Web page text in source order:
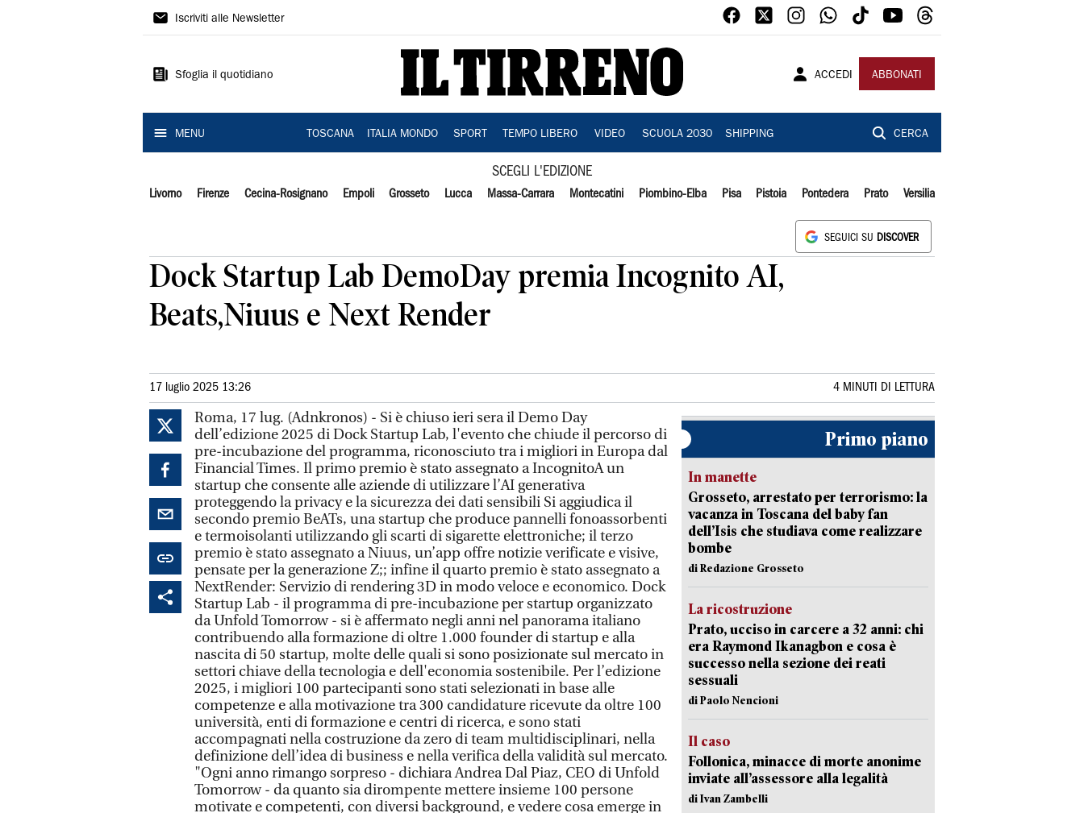
Il
Iscriviti alle Newsletter
Sfoglia il quotidiano ACCEDI ABBONATI
MENU TOSCANA ITALIA MONDO SPORT TEMPO LIBERO VIDEO SCUOLA 2030 SHIPPING CERCA
SCEGLI L'EDIZIONE
Livorno Firenze Cecina-Rosignano Empoli Grosseto Lucca Massa-Carrara Montecatini Piombino-Elba Pisa Pistoia Pontedera Prato Versilia
SEGUICI SU DISCOVER
Dock Startup Lab DemoDay premia Incognito AI,
Beats,Niuus e Next Render
17 luglio 2025 13:26 4 MINUTI DI LETTURA
Roma, 17 lug. (Adnkronos) - Si è chiuso ieri sera il Demo Day
dell’edizione 2025 di Dock Startup Lab, l'evento che chiude il percorso di
pre-incubazione del programma, riconosciuto tra i migliori in Europa dal
Financial Times. Il primo premio è stato assegnato a IncognitoA un
startup che consente alle aziende di utilizzare l’AI generativa
proteggendo la privacy e la sicurezza dei dati sensibili Si aggiudica il
secondo premio BeATs, una startup che produce pannelli fonoassorbenti
e termoisolanti utilizzando gli scarti di sigarette elettroniche; il terzo
premio è stato assegnato a Niuus, un’app offre notizie verificate e visive,
pensate per la generazione Z;; infine il quarto premio è stato assegnato a
NextRender: Servizio di rendering 3D in modo veloce e economico. Dock
Startup Lab - il programma di pre-incubazione per startup organizzato
da Unfold Tomorrow - si è affermato negli anni nel panorama italiano
contribuendo alla formazione di oltre 1.000 founder di startup e alla
nascita di 50 startup, molte delle quali si sono posizionate sul mercato in
settori chiave della tecnologia e dell'economia sostenibile. Per l’edizione
2025, i migliori 100 partecipanti sono stati selezionati in base alle
competenze e alla motivazione tra 300 candidature ricevute da oltre 100
università, enti di formazione e centri di ricerca, e sono stati
accompagnati nella costruzione da zero di team multidisciplinari, nella
definizione dell’idea di business e nella verifica della validità sul mercato.
"Ogni anno rimango sorpreso - dichiara Andrea Dal Piaz, CEO di Unfold
Tomorrow - da quanto sia dirompente mettere insieme 100 persone
motivate e competenti, con diversi background, e vedere cosa emerge in
Primo piano
In manette
Grosseto, arrestato per terrorismo: la
vacanza in Toscana del baby fan
dell’Isis che studiava come realizzare
bombe
di Redazione Grosseto
La ricostruzione
Prato, ucciso in carcere a 32 anni: chi
era Raymond Ikanagbon e cosa è
successo nella sezione dei reati
sessuali
di Paolo Nencioni
Il caso
Follonica, minacce di morte anonime
inviate all’assessore alla legalità
di Ivan Zambelli